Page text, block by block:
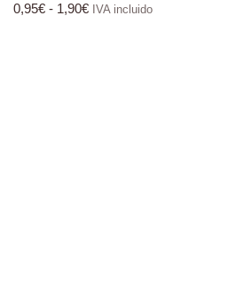
0,95€ - 1,90€ IVA incluido